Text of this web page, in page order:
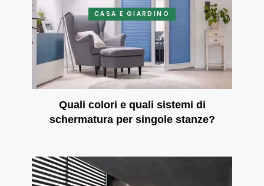
CASA E GIARDINO
Quali colori e quali sistemi di
schermatura per singole stanze?